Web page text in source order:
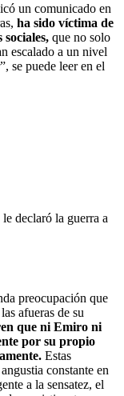
un comunicado en
ha sido víctima de
sociales, que no solo
escalado a un nivel
se puede leer en el
le declaró la guerra a
preocupación que
afueras de su
que ni Emiro ni
por su propio
Estas
constante en
a la sensatez, el